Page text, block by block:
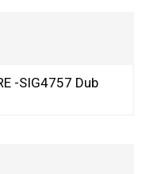
-SIG4757 Dub